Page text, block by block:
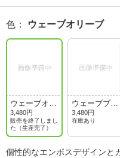
色 ： ウェーブオリーブ
ウェーブオリ
ーブ
3,480円
販売を終了しまし
た（生産完了）
ウェーブブラ
ック
3,480円
在庫あり
個性的なエンボスデザインと